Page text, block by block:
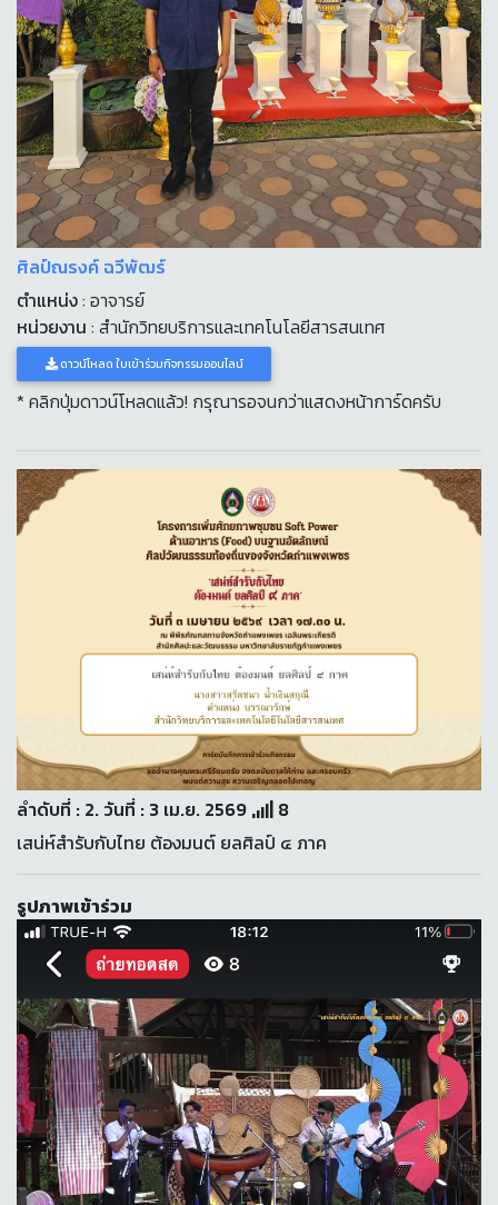
ศิลป์ณรงค์ ฉวีพัฒร์
ตำแหน่ง: อาจารย์
หน่วยงาน : สำนักวิทยบริการและเทคโนโลยีสารสนเทศ
ดาวน์โหลด ใบเข้าร่วมกิจกรรมออนไลน์
* คลิกปุ่มดาวน์โหลดแล้ว! กรุณารอจนกว่าแสดงหน้าการ์ดครับ
ลำดับที่ : 2. วันที่ : 3 เม.ย. 2569
8
เสน่ห์สำรับกับไทย ต้องมนต์ ยลศิลป์ ๔ ภาค
รูปภาพเข้าร่วม